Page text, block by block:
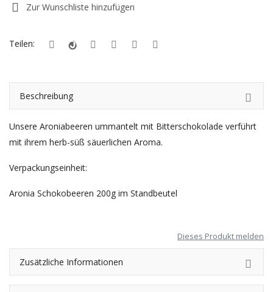
Zur Wunschliste hinzufügen
Teilen:
Beschreibung
Unsere Aroniabeeren ummantelt mit Bitterschokolade verführt
mit ihrem herb-süß säuerlichen Aroma.
Verpackungseinheit:
Aronia Schokobeeren 200g im Standbeutel
Dieses Produkt melden
Zusätzliche Informationen